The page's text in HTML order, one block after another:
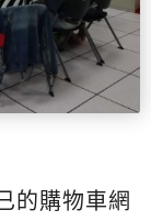
的購物車網